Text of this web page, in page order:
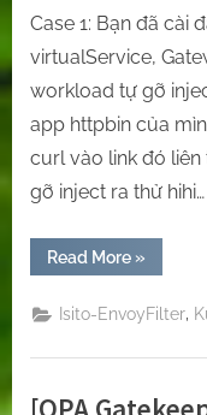
Case 1: Bạn đã cài
virtualService,
workload tự gỡ
app httpbin của
curl vào link đó liên
gỡ inject ra thử hihi…
Read More“[Case
dị
istio]
Những
khó
chúng
»
Isito-EnvoyFilter,